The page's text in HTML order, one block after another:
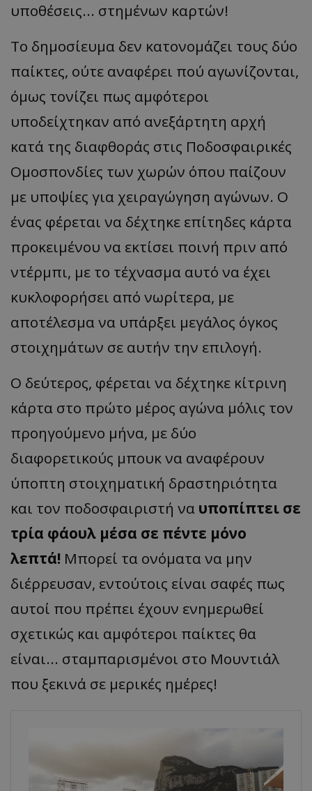
υποθέσεις... στημένων καρτών!
Το δημοσίευμα δεν κατονομάζει τους δύο
παίκτες, ούτε αναφέρει πού αγωνίζονται,
όμως τονίζει πως αμφότεροι
υποδείχτηκαν από ανεξάρτητη αρχή
κατά της διαφθοράς στις Ποδοσφαιρικές
Ομοσπονδίες των χωρών όπου παίζουν
με υποψίες για χειραγώγηση αγώνων. Ο
ένας φέρεται να δέχτηκε επίτηδες κάρτα
προκειμένου να εκτίσει ποινή πριν από
ντέρμπι, με το τέχνασμα αυτό να έχει
κυκλοφορήσει από νωρίτερα, με
αποτέλεσμα να υπάρξει μεγάλος όγκος
στοιχημάτων σε αυτήν την επιλογή.
Ο δεύτερος, φέρεται να δέχτηκε κίτρινη
κάρτα στο πρώτο μέρος αγώνα μόλις τον
προηγούμενο μήνα, με δύο
διαφορετικούς μπουκ να αναφέρουν
ύποπτη στοιχηματική δραστηριότητα
και τον ποδοσφαιριστή να υποπίπτει σε
τρία φάουλ μέσα σε πέντε μόνο
λεπτά! Μπορεί τα ονόματα να μην
διέρρευσαν, εντούτοις είναι σαφές πως
αυτοί που πρέπει έχουν ενημερωθεί
σχετικώς και αμφότεροι παίκτες θα
είναι... σταμπαρισμένοι στο Μουντιάλ
που ξεκινά σε μερικές ημέρες!